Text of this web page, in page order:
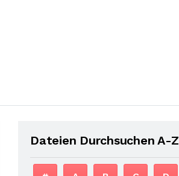
Dateien Durchsuchen A-Z